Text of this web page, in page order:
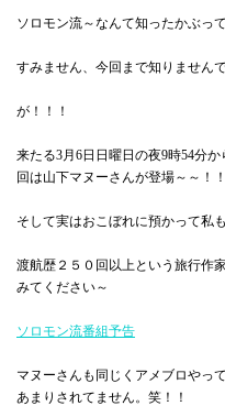
ソロモン流～なんて知ったかぶっ
すみません、今回まで知りませんで
が！！！
来たる3月6日日曜日の夜9時54分
回は山下マヌーさんが登場～～！！
そして実はおこぼれに預かって私
渡航歴２５０回以上という旅行作
みてください～
ソロモン流番組予告
マヌーさんも同じくアメブロやっ
あまりされてません。笑！！